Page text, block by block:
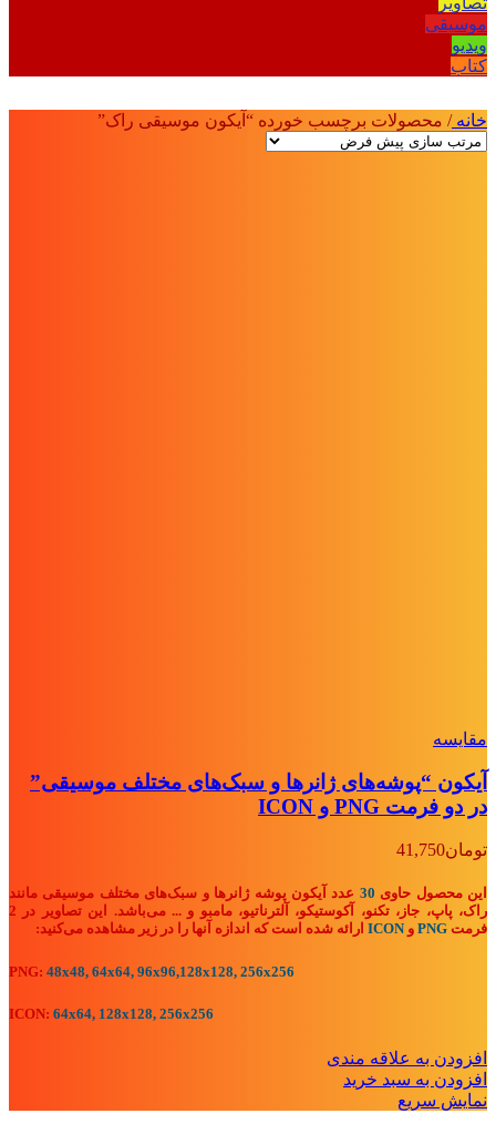
موسیقی
ویدیو
کتاب
خانه/ محصولات برچسب خورده “آیکون موسیقی راک”
مقايسه
آیکون “پوشه‌های ژانرها و سبک‌های مختلف موسیقی”
در دو فرمت PNG و ICON
تومان41,750
این محصول حاوی 30 عدد آیکون پوشه ژانرها و سبک‌های مختلف موسیقی مانند
راک، پاپ، جاز، تکنو، آکوستیکو، آلترناتیو، مامبو و ...
می‌باشد. این تصاویر در 2
فرمت PNG وICON ارائه شده است که اندازه آنها را در زیر مشاهده می‌کنید:
PNG: 48x48, 64x64, 96x96,128x128, 256x256
ICON: 64x64, 128x128, 256x256
افزودن به علاقه مندی
افزودن به سبد خرید
نمایش سریع